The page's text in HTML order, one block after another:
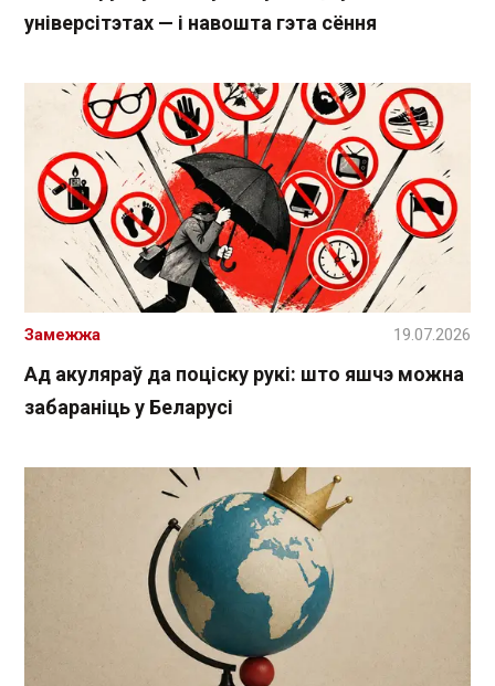
універсітэтах — і навошта гэта сёння
Ад акуляраў да поціску рукі: што яшчэ можна
забараніць у Беларусі
Замежжа 19.07.2026